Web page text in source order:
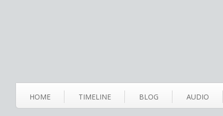
HOME TIMELINE BLOG AUDIO